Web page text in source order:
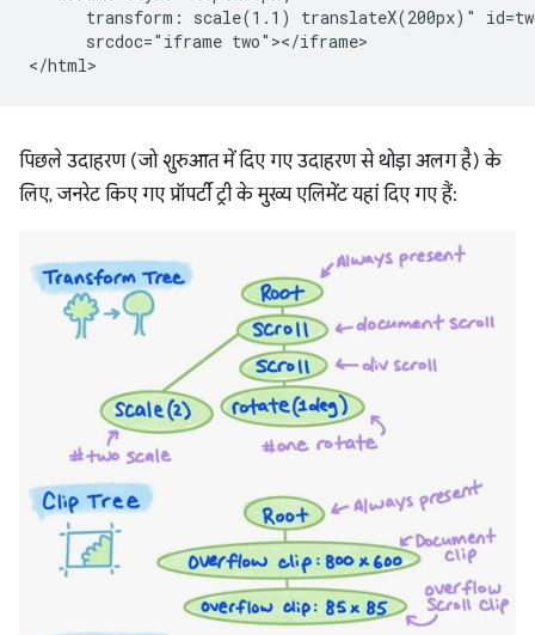
transform: scale(1.1) translateX(200px)"
      srcdoc="iframe two"></iframe>
पिछले उदाहरण (जो शुरुआत में दिए गए उदाहरण से थोड़ा अलग है) के
लिए, जनरेट किए गए प्रॉपर्टी ट्री के मुख्य एलिमेंट यहां दिए गए हैं: